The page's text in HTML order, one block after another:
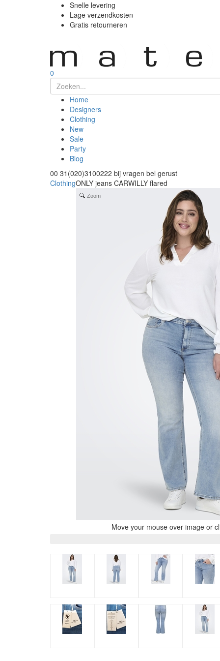
Snelle levering
Lage verzendkosten
Gratis retourneren
0
Home
Designers
Clothing
New
Sale
Party
Blog
00 31(020)3100222 bij vragen bel gerust
ClothingONLY jeans CARWILLY flared
Zoom
Move your mouse over image or